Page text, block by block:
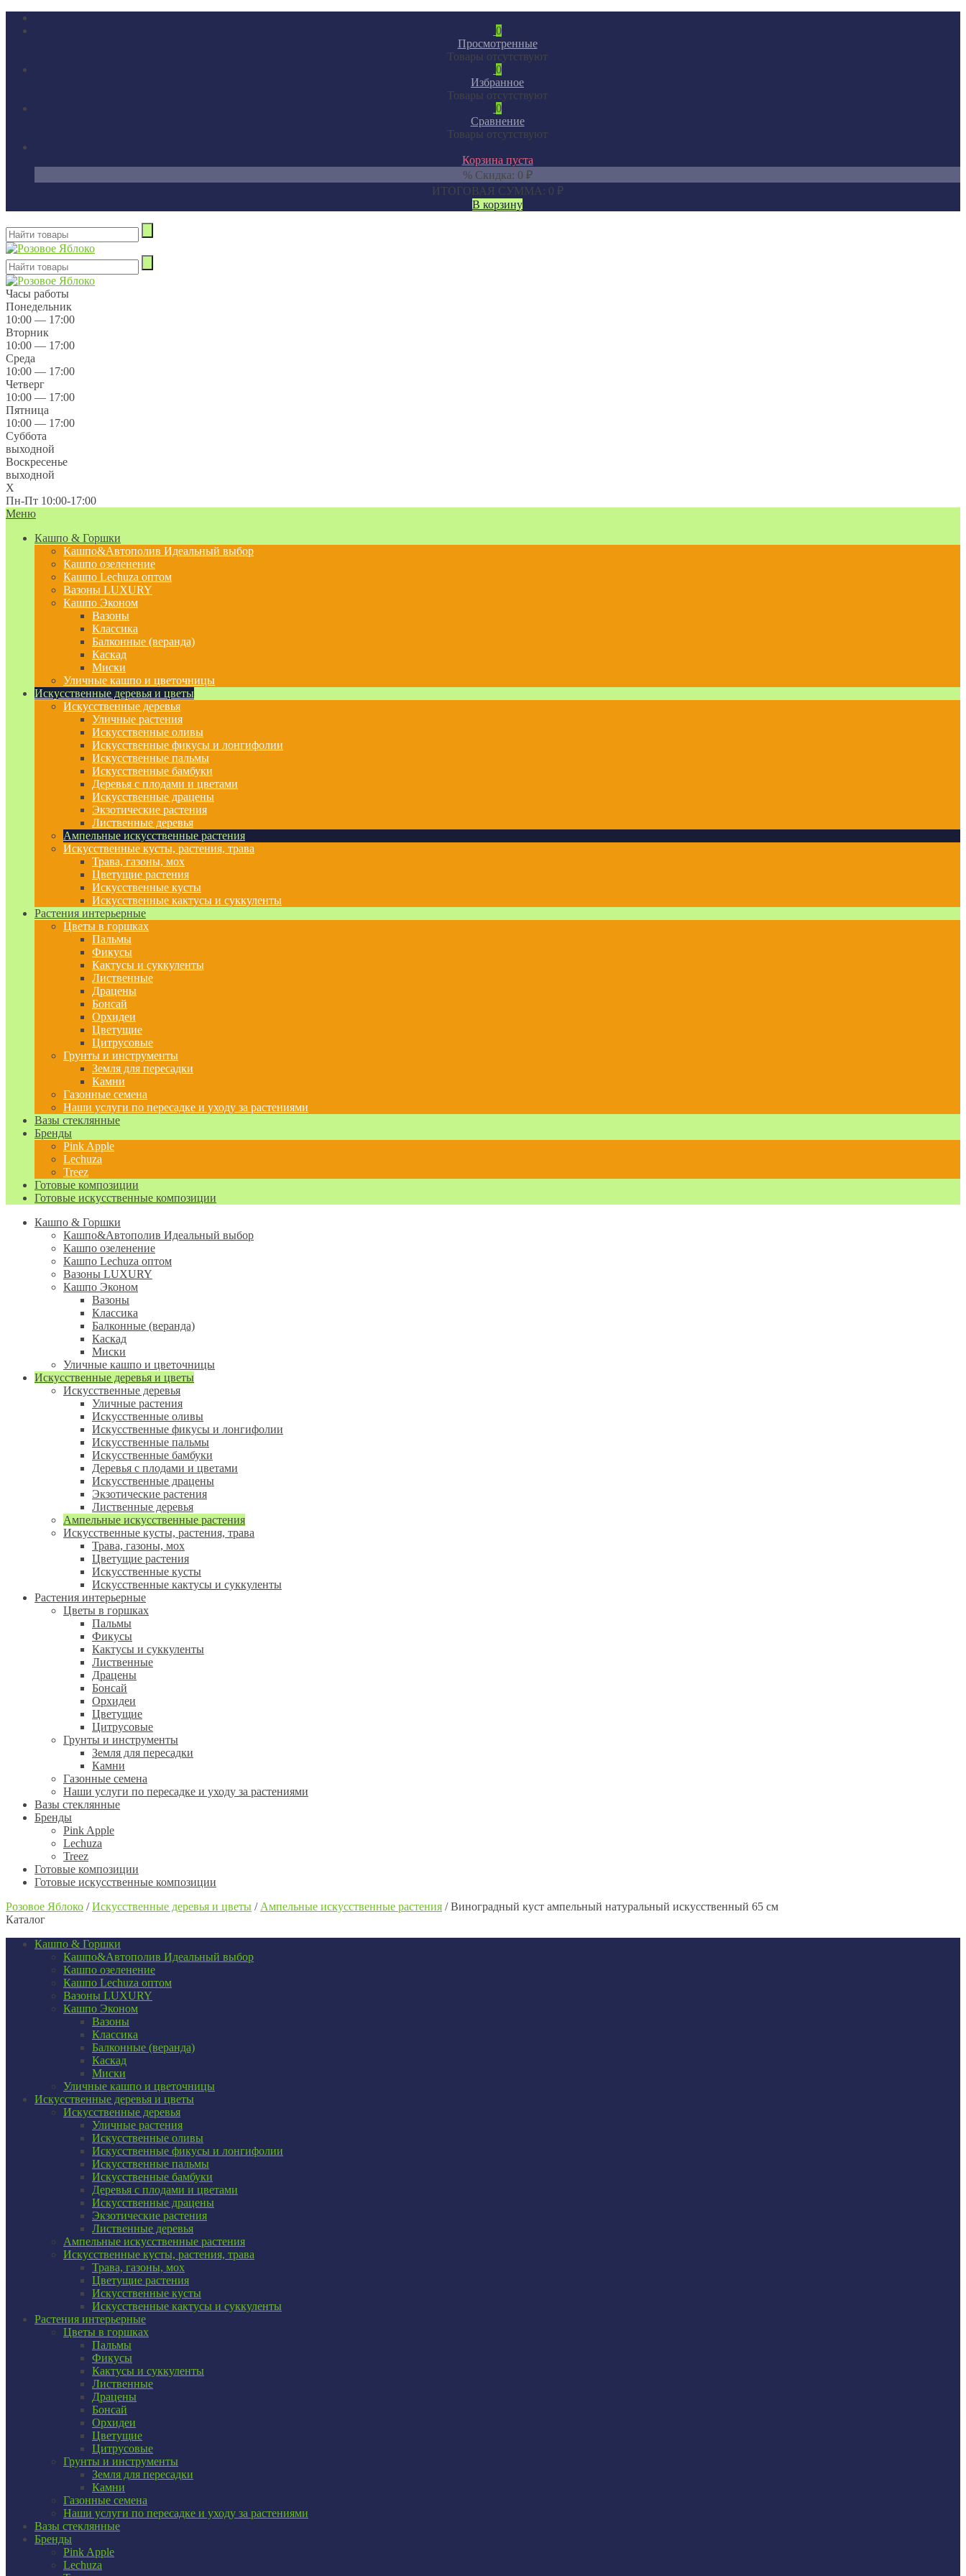
0
Просмотренные
Товары отсутствуют
0
Избранное
Товары отсутствуют
0
Сравнение
Товары отсутствуют
Корзина пуста
% Скидка: 0 ₽
ИТОГОВАЯ СУММА: 0 ₽
В корзину
Часы работы
Понедельник
10:00 — 17:00
Вторник
10:00 — 17:00
Среда
10:00 — 17:00
Четверг
10:00 — 17:00
Пятница
10:00 — 17:00
Суббота
выходной
Воскресенье
выходной
X
Пн-Пт 10:00-17:00
Меню
Кашпо & Горшки
Кашпо&Автополив Идеальный выбор
Кашпо озеленение
Кашпо Lechuza оптом
Вазоны LUXURY
Кашпо Эконом
Вазоны
Классика
Балконные (веранда)
Каскад
Миски
Уличные кашпо и цветочницы
Искусственные деревья и цветы
Искусственные деревья
Уличные растения
Искусственные оливы
Искусственные фикусы и лонгифолии
Искусственные пальмы
Искусственные бамбуки
Деревья с плодами и цветами
Искусственные драцены
Экзотические растения
Лиственные деревья
Ампельные искусственные растения
Искусственные кусты, растения, трава
Трава, газоны, мох
Цветущие растения
Искусственные кусты
Искусственные кактусы и суккуленты
Растения интерьерные
Цветы в горшках
Пальмы
Фикусы
Кактусы и суккуленты
Лиственные
Драцены
Бонсай
Орхидеи
Цветущие
Цитрусовые
Грунты и инструменты
Земля для пересадки
Камни
Газонные семена
Наши услуги по пересадке и уходу за растениями
Вазы стеклянные
Бренды
Pink Apple
Lechuza
Treez
Готовые композиции
Готовые искусственные композиции
Кашпо & Горшки
Кашпо&Автополив Идеальный выбор
Кашпо озеленение
Кашпо Lechuza оптом
Вазоны LUXURY
Кашпо Эконом
Вазоны
Классика
Балконные (веранда)
Каскад
Миски
Уличные кашпо и цветочницы
Искусственные деревья и цветы
Искусственные деревья
Уличные растения
Искусственные оливы
Искусственные фикусы и лонгифолии
Искусственные пальмы
Искусственные бамбуки
Деревья с плодами и цветами
Искусственные драцены
Экзотические растения
Лиственные деревья
Ампельные искусственные растения
Искусственные кусты, растения, трава
Трава, газоны, мох
Цветущие растения
Искусственные кусты
Искусственные кактусы и суккуленты
Растения интерьерные
Цветы в горшках
Пальмы
Фикусы
Кактусы и суккуленты
Лиственные
Драцены
Бонсай
Орхидеи
Цветущие
Цитрусовые
Грунты и инструменты
Земля для пересадки
Камни
Газонные семена
Наши услуги по пересадке и уходу за растениями
Вазы стеклянные
Бренды
Pink Apple
Lechuza
Treez
Готовые композиции
Готовые искусственные композиции
Розовое Яблоко /Искусственные деревья и цветы / Ампельные искусственные растения /Виноградный куст ампельный натуральный искусственный 65 см
Каталог
Кашпо & Горшки
Кашпо&Автополив Идеальный выбор
Кашпо озеленение
Кашпо Lechuza оптом
Вазоны LUXURY
Кашпо Эконом
Вазоны
Классика
Балконные (веранда)
Каскад
Миски
Уличные кашпо и цветочницы
Искусственные деревья и цветы
Искусственные деревья
Уличные растения
Искусственные оливы
Искусственные фикусы и лонгифолии
Искусственные пальмы
Искусственные бамбуки
Деревья с плодами и цветами
Искусственные драцены
Экзотические растения
Лиственные деревья
Ампельные искусственные растения
Искусственные кусты, растения, трава
Трава, газоны, мох
Цветущие растения
Искусственные кусты
Искусственные кактусы и суккуленты
Растения интерьерные
Цветы в горшках
Пальмы
Фикусы
Кактусы и суккуленты
Лиственные
Драцены
Бонсай
Орхидеи
Цветущие
Цитрусовые
Грунты и инструменты
Земля для пересадки
Камни
Газонные семена
Наши услуги по пересадке и уходу за растениями
Вазы стеклянные
Бренды
Pink Apple
Lechuza